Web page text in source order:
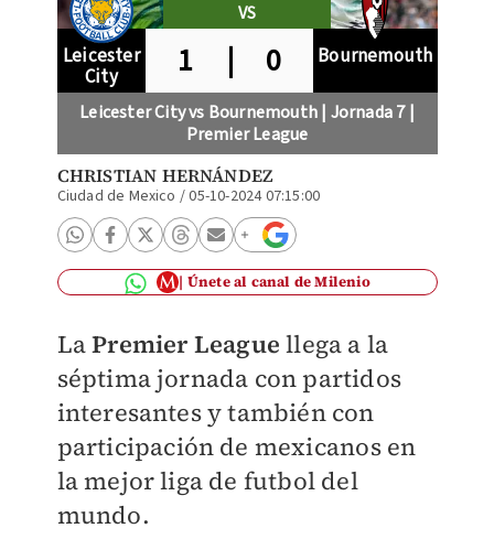
VS
Leicester
City 1 | 0 Bournemouth
Leicester City vs Bournemouth | Jornada 7 |
Premier League
CHRISTIAN HERNÁNDEZ
Ciudad de Mexico /05-10-2024 07:15:00
Únete al canal de Milenio
LaPremier League llega a la
séptima jornada con partidos
interesantes y también con
participación de mexicanos en
la mejor liga de futbol del
mundo.